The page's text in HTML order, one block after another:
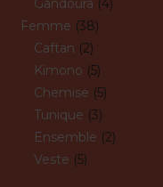
Gandoura 4
Femme 38
Caftan 2
Kimono 5
Chemise 5
Tunique 3
Ensemble 2
Veste 5